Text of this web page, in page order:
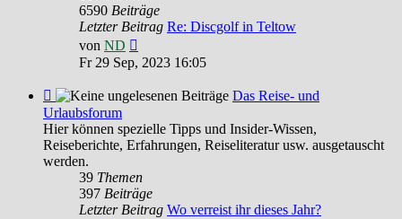
6590 Beiträge
Letzter Beitrag Re: Discgolf in Teltow
von ND
Beitrag
Fr 29 Sep, 2023 16:05
Feed
-
Das
Reise-
und
Urlaubsforum
Das Reise- und
Urlaubsforum
Hier können spezielle Tipps und Insider-Wissen,
Reiseberichte, Erfahrungen, Reiseliteratur usw. ausgetauscht
werden.
39 Themen
397 Beiträge
Letzter Beitrag Wo verreist ihr dieses Jahr?